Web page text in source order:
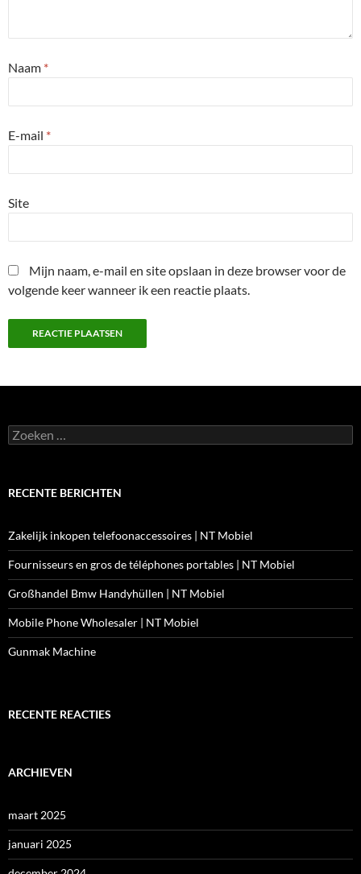
Naam *
E-mail *
Site
Mijn naam, e-mail en site opslaan in deze browser voor de
volgende keer wanneer ik een reactie plaats.
Zoeken
naar:
RECENTE BERICHTEN
Zakelijk inkopen telefoonaccessoires | NT Mobiel
Fournisseurs en gros de téléphones portables | NT Mobiel
Großhandel Bmw Handyhüllen | NT Mobiel
Mobile Phone Wholesaler | NT Mobiel
Gunmak Machine
RECENTE REACTIES
ARCHIEVEN
maart 2025
januari 2025